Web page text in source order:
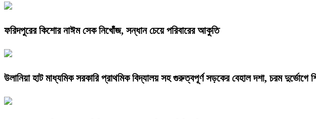
ফরিদপুরের কিশোর নাঈম সেক নিখোঁজ, সন্ধান চেয়ে পরিবারের আকুতি
উলানিয়া হাট মাধ্যমিক সরকারি প্রাথমিক বিদ্যালয় সহ গুরুত্বপূর্ণ সড়কের বেহাল দশা, চরম দুর্ভোগে